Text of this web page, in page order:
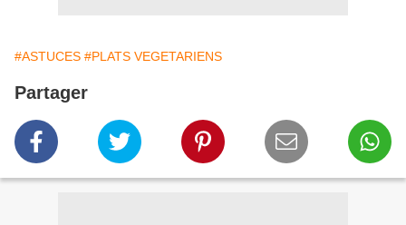
#ASTUCES #PLATS VEGETARIENS
Partager